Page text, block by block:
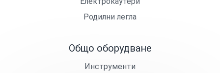
Родилни легла
Общо оборудване
Инструменти